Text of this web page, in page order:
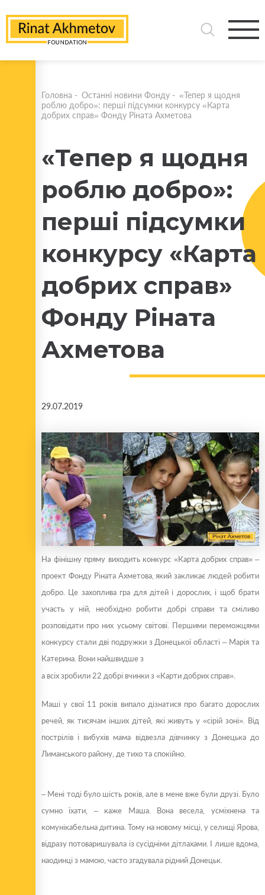
Головна - Останні новини Фонду - «Тепер я щодня
роблю добро»: перші підсумки конкурсу «Карта
добрих справ» Фонду Ріната Ахметова
«Тепер я щодня
роблю добро»:
перші підсумки
конкурсу «Карта
добрих справ»
Фонду Ріната
Ахметова
29.07.2019
На фінішну пряму виходить конкурс «Карта добрих справ» –
проект Фонду Ріната Ахметова, який закликає людей робити
добро. Це захоплива гра для дітей і дорослих, і щоб брати
участь у ній, необхідно робити добрі справи та сміливо
розповідати про них усьому світові. Першими переможцями
конкурсу стали дві подружки з Донецької області – Марія та
Катерина. Вони найшвидше з
а всіх зробили 22 добрі вчинки з «Карти добрих справ».
Маші у свої 11 років випало дізнатися про багато дорослих
речей, як тисячам інших дітей, які живуть у «сірій зоні». Від
пострілів і вибухів мама відвезла дівчинку з Донецька до
Лиманського району, де тихо та спокійно.
– Мені тоді було шість років, але в мене вже були друзі. Було
сумно їхати, – каже Маша. Вона весела, усміхнена та
комунікабельна дитина. Тому на новому місці, у селищі Ярова,
відразу потоваришувала із сусідніми дітлахами. І лише вдома,
наодинці з мамою, часто згадувала рідний Донецьк.